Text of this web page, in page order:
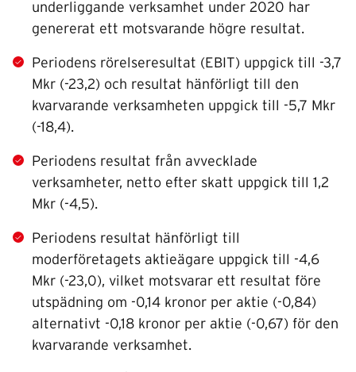
underliggande verksamhet under 2020 har
genererat ett motsvarande högre resultat.
Periodens rörelseresultat (EBIT) uppgick till -3,7
Mkr (-23,2) och resultat hänförligt till den
kvarvarande verksamheten uppgick till -5,7 Mkr
(-18,4).
Periodens resultat från avvecklade
verksamheter, netto efter skatt uppgick till 1,2
Mkr (-4,5).
Periodens resultat hänförligt till
moderföretagets aktieägare uppgick till -4,6
Mkr (-23,0), vilket motsvarar ett resultat före
utspädning om -0,14 kronor per aktie (-0,84)
alternativt -0,18 kronor per aktie (-0,67) för den
kvarvarande verksamhet.